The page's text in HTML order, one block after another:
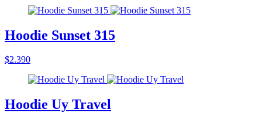
Hoodie Sunset 315
$2.390
Hoodie Uy Travel